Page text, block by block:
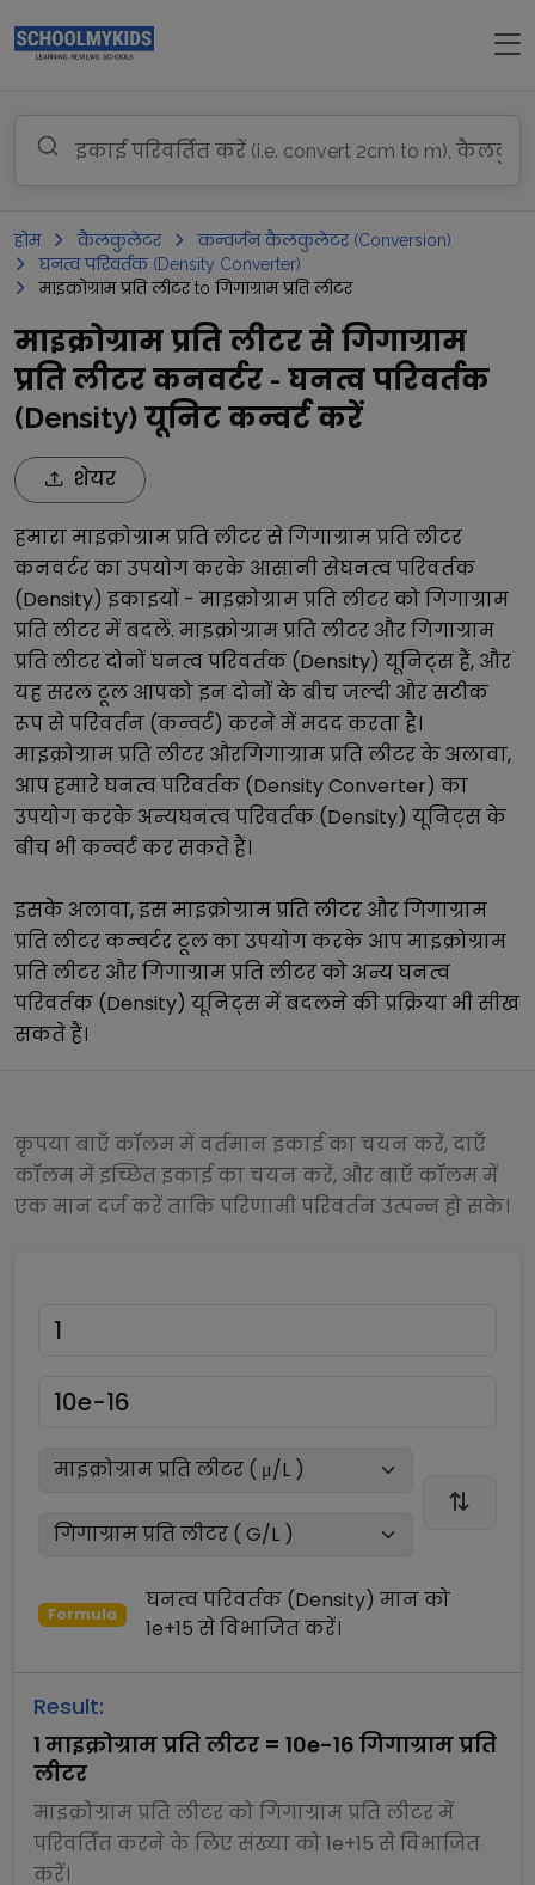
होम कैलकुलेटर
कन्वर्जन कैलकुलेटर (Conversion)
घनत्व परिवर्तक (Density Converter)
माइक्रोग्राम प्रति लीटर to गिगाग्राम प्रति लीटर
माइक्रोग्राम प्रति लीटर से गिगाग्राम
प्रति लीटर कनवर्टर - घनत्व परिवर्तक
(Density) यूनिट कन्वर्ट करें
शेयर
हमारामाइक्रोग्राम प्रति लीटरसेगिगाग्राम प्रति लीटर
कनवर्टर का उपयोग करके आसानी सेघनत्व परिवर्तक
(Density) इकाइयों - माइक्रोग्राम प्रति लीटरकोगिगाग्राम
प्रति लीटरमें बदलें. माइक्रोग्राम प्रति लीटर औरगिगाग्राम
प्रति लीटरदोनोंघनत्व परिवर्तक (Density) यूनिट्स हैं, और
यह सरल टूल आपको इन दोनों के बीच जल्दी और सटीक
रूप से परिवर्तन (कन्वर्ट) करने में मदद करता है।
माइक्रोग्राम प्रति लीटर औरगिगाग्राम प्रति लीटरके अलावा,
आप हमारेघनत्व परिवर्तक (Density Converter) का
उपयोग करके अन्यघनत्व परिवर्तक (Density) यूनिट्स के
बीच भी कन्वर्ट कर सकते हैं।
इसके अलावा, इसमाइक्रोग्राम प्रति लीटर औरगिगाग्राम
प्रति लीटरकन्वर्टर टूल का उपयोग करके आपमाइक्रोग्राम
प्रति लीटर औरगिगाग्राम प्रति लीटरको अन्यघनत्व
परिवर्तक (Density) यूनिट्स में बदलने की प्रक्रिया भी सीख
सकते हैं।
कृपया बाएँ कॉलम में वर्तमान इकाई का चयन करें, दाएँ
कॉलम में इच्छित इकाई का चयन करें, और बाएँ कॉलम में
एक मान दर्ज करें ताकि परिणामी परिवर्तन उत्पन्न हो सके।
Formula
घनत्व परिवर्तक (Density) मान को
1e+15 सेविभाजितकरें।
Result:
1 माइक्रोग्राम प्रति लीटर = 10e-16 गिगाग्राम प्रति
लीटर
माइक्रोग्राम प्रति लीटरकोगिगाग्राम प्रति लीटरमें
परिवर्तित करने के लिए संख्या को1e+15 सेविभाजित
करें।